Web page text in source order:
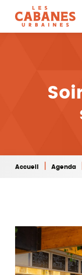
Accueil Agenda